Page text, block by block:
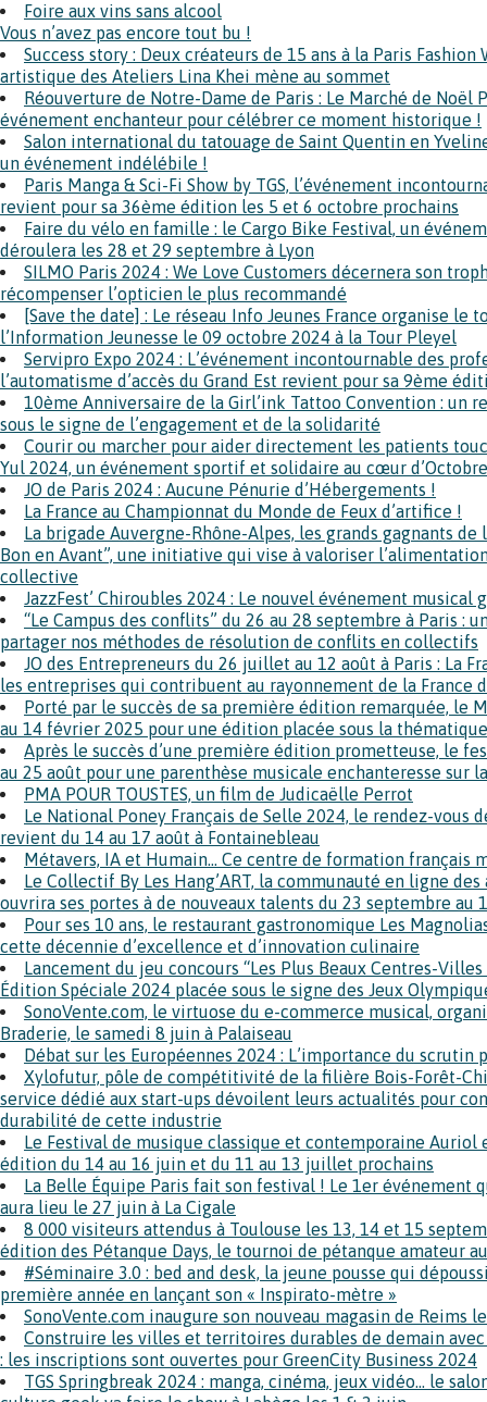
Foire aux vins sans alcool
Vous n’avez pas encore tout bu !
Success story : Deux créateurs de 15 ans à la Paris Fashion
artistique des Ateliers Lina Khei mène au sommet
Réouverture de Notre-Dame de Paris : Le Marché de Noël
événement enchanteur pour célébrer ce moment historique !
Salon international du tatouage de Saint Quentin en
un événement indélébile !
Paris Manga & Sci-Fi Show by TGS, l’événement
revient pour sa 36ème édition les 5 et 6 octobre prochains
Faire du vélo en famille : le Cargo Bike Festival, un
déroulera les 28 et 29 septembre à Lyon
SILMO Paris 2024 : We Love Customers décernera son
récompenser l’opticien le plus recommandé
[Save the date] : Le réseau Info Jeunes France organise
l’Information Jeunesse le 09 octobre 2024 à la Tour Pleyel
Servipro Expo 2024 : L’événement incontournable des
l’automatisme d’accès du Grand Est revient pour sa 9ème
10ème Anniversaire de la Girl’ink Tattoo Convention : un
sous le signe de l’engagement et de la solidarité
Courir ou marcher pour aider directement les patients
Yul 2024, un événement sportif et solidaire au cœur
JO de Paris 2024 : Aucune Pénurie d’Hébergements !
La France au Championnat du Monde de Feux d’artifice !
La brigade Auvergne-Rhône-Alpes, les grands gagnants de
Bon en Avant”, une initiative qui vise à valoriser
collective
JazzFest’ Chiroubles 2024 : Le nouvel événement
“Le Campus des conflits” du 26 au 28 septembre à Paris :
partager nos méthodes de résolution de conflits en collectifs
JO des Entrepreneurs du 26 juillet au 12 août à Paris : La
les entreprises qui contribuent au rayonnement de la France
Porté par le succès de sa première édition remarquée, le
au 14 février 2025 pour une édition placée sous la
Après le succès d’une première édition prometteuse, le
au 25 août pour une parenthèse musicale enchanteresse sur
PMA POUR TOUSTES, un film de Judicaëlle Perrot
Le National Poney Français de Selle 2024, le rendez-vous
revient du 14 au 17 août à Fontainebleau
Métavers, IA et Humain… Ce centre de formation français
Le Collectif By Les Hang’ART, la communauté en ligne
ouvrira ses portes à de nouveaux talents du 23 septembre au
Pour ses 10 ans, le restaurant gastronomique Les
cette décennie d’excellence et d’innovation culinaire
Lancement du jeu concours “Les Plus Beaux Centres-
Édition Spéciale 2024 placée sous le signe des Jeux
SonoVente.com, le virtuose du e-commerce musical,
Braderie, le samedi 8 juin à Palaiseau
Débat sur les Européennes 2024 : L’importance du scrutin
Xylofutur, pôle de compétitivité de la filière Bois-Forêt-
service dédié aux start-ups dévoilent leurs actualités pour
durabilité de cette industrie
Le Festival de musique classique et contemporaine Auriol
édition du 14 au 16 juin et du 11 au 13 juillet prochains
La Belle Équipe Paris fait son festival ! Le 1er événement
aura lieu le 27 juin à La Cigale
8 000 visiteurs attendus à Toulouse les 13, 14 et 15
édition des Pétanque Days, le tournoi de pétanque amateur
#Séminaire 3.0 : bed and desk, la jeune pousse qui
première année en lançant son « Inspirato-mètre »
SonoVente.com inaugure son nouveau magasin de Reims
Construire les villes et territoires durables de demain
: les inscriptions sont ouvertes pour GreenCity Business 2024
TGS Springbreak 2024 : manga, cinéma, jeux vidéo… le